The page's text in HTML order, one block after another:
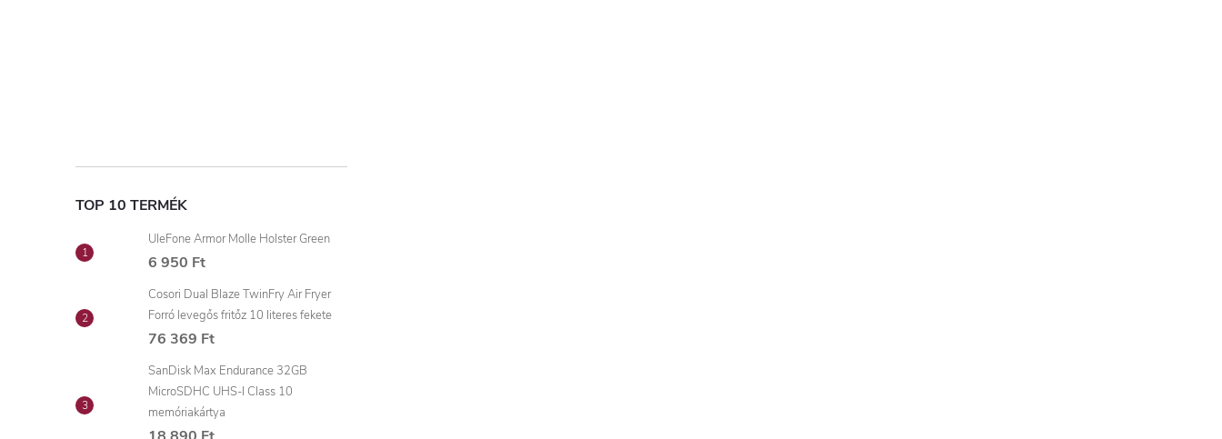
TOP 10 TERMÉK
UleFone Armor Molle Holster Green
6 950 Ft
Cosori Dual Blaze TwinFry Air Fryer
Forró levegős fritőz 10 literes fekete
76 369 Ft
SanDisk Max Endurance 32GB
MicroSDHC UHS-I Class 10
memóriakártya